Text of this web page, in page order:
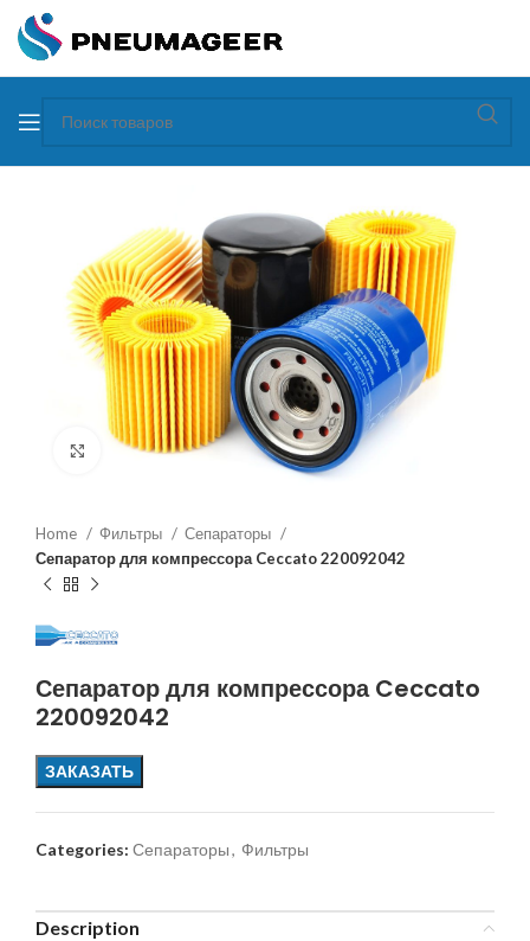
Увеличить
Home Фильтры
Сепараторы
Сепаратор для компрессора Ceccato 220092042
Сепаратор для компрессора Ceccato
220092042
ЗАКАЗАТЬ
Categories: Сепараторы, Фильтры
Description